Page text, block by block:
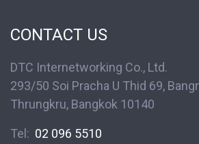
CONTACT US
DTC Internetworking Co., Ltd.
293/50 Soi Pracha U Thid 69,
Thrungkru, Bangkok 10140
Tel: 02 096 5510